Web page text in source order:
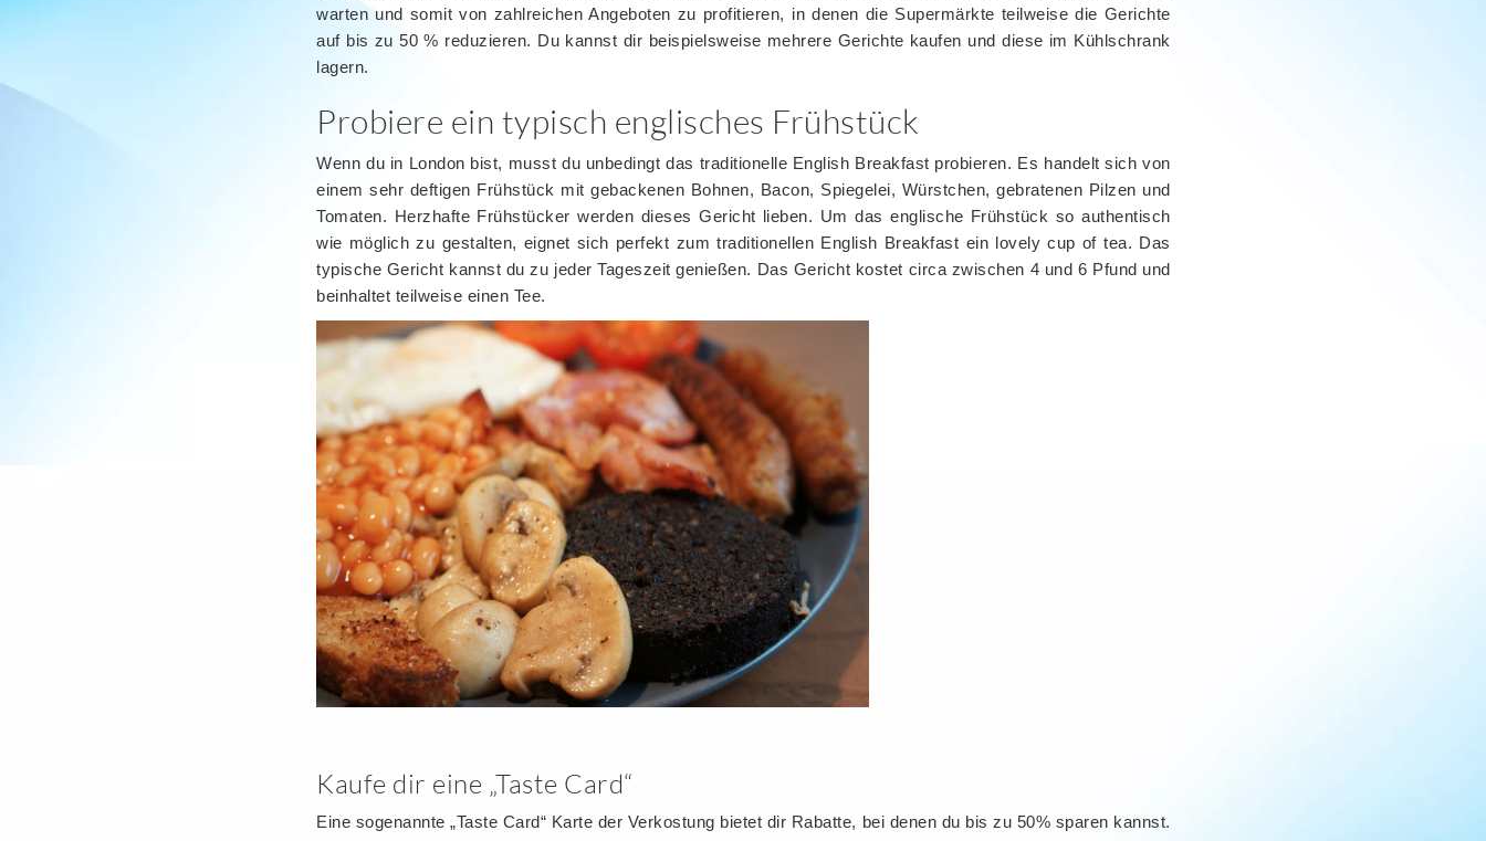
warten und somit von zahlreichen Angeboten zu profitieren, in denen die Supermärkte teilweise die Gerichte
auf bis zu 50 % reduzieren. Du kannst dir beispielsweise mehrere Gerichte kaufen und diese im Kühlschrank
lagern.
Probiere ein typisch englisches Frühstück
Wenn du in London bist, musst du unbedingt das traditionelle English Breakfast probieren. Es handelt sich von
einem sehr deftigen Frühstück mit gebackenen Bohnen, Bacon, Spiegelei, Würstchen, gebratenen Pilzen und
Tomaten. Herzhafte Frühstücker werden dieses Gericht lieben. Um das englische Frühstück so authentisch
wie möglich zu gestalten, eignet sich perfekt zum traditionellen English Breakfast ein lovely cup of tea. Das
typische Gericht kannst du zu jeder Tageszeit genießen. Das Gericht kostet circa zwischen 4 und 6 Pfund und
beinhaltet teilweise einen Tee.
Kaufe dir eine „Taste Card“
Eine sogenannte „Taste Card“ Karte der Verkostung bietet dir Rabatte, bei denen du bis zu 50% sparen kannst.